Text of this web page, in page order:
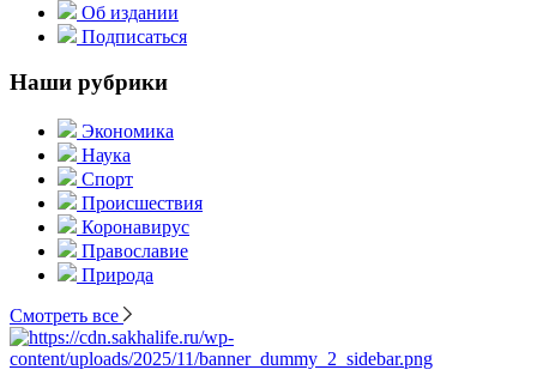
Об издании
Подписаться
Наши рубрики
Экономика
Наука
Спорт
Происшествия
Коронавирус
Православие
Природа
Смотреть все